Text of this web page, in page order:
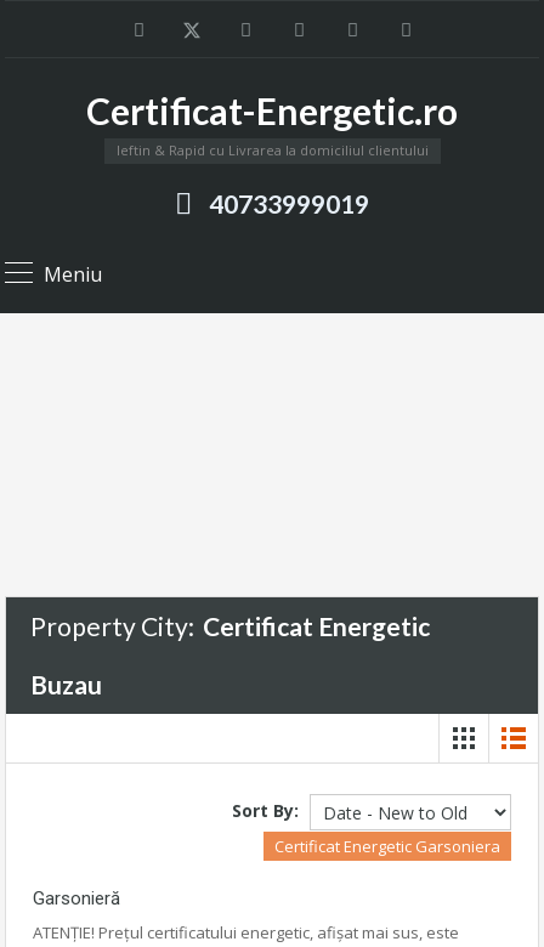
Certificat-Energetic.ro
Ieftin & Rapid cu Livrarea la domiciliul clientului
40733999019
Meniu
Property City: Certificat Energetic
Buzau
Sort By:
Certificat Energetic Garsoniera
Garsonieră
ATENȚIE! Prețul certificatului energetic, afișat mai sus, este